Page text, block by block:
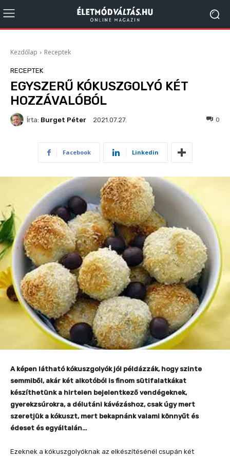
Kezdőlap Receptek
RECEPTEK
EGYSZERŰ KÓKUSZGOLYÓ KÉT
HOZZÁVALÓBÓL
Írta: Burget Péter 2021.07.27. 0
Facebook Linkedin
A képen látható kókuszgolyók jól példázzák, hogy szinte
semmiből, akár két alkotóból is finom sütifalatkákat
készíthetünk a hirtelen bejelentkező vendégeknek,
gyerekzsúrokra, a délutáni kávézáshoz, csak úgy mert
szeretjük a kókuszt, mert bekapnánk valami könnyűt és
édeset és egyáltalán…
Ezeknek a kókuszgolyóknak az elkészítésénél csupán két